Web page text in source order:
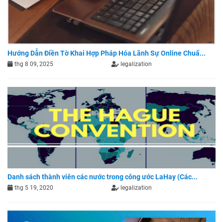
Hướng Dẫn Điền Tờ Khai Hợp Pháp Hóa Lãnh Sự Online Chuẩ...
thg 8 09, 2025 legalization
Danh sách thành viên các nước trong công ước LaHay (Các...
thg 5 19, 2020 legalization